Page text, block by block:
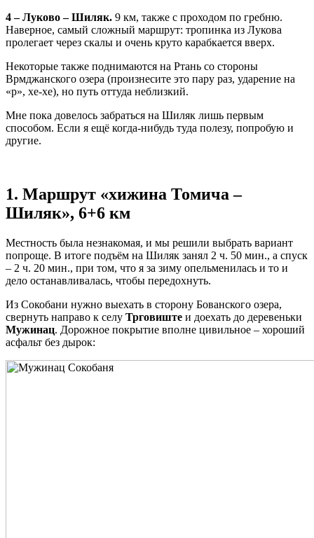
4 – Луково – Шиляк. 9 км, также с проходом по гребню.
Наверное, самый сложный маршрут: тропинка из Лукова
пролегает через скалы и очень круто карабкается вверх.
Некоторые также поднимаются на Ртань со стороны
Врмджанского озера (произнесите это пару раз, ударение на
«р», хе-хе), но путь оттуда неблизкий.
Мне пока довелось забраться на Шиляк лишь первым
способом. Если я ещё когда-нибудь туда полезу, попробую и
другие.
1. Маршрут «хижина Томича –
Шиляк», 6+6 км
Местность была незнакомая, и мы решили выбрать вариант
попроще. В итоге подъём на Шиляк занял 2 ч. 50 мин., а спуск
– 2 ч. 20 мин., при том, что я за зиму опельменилась и то и
дело останавливалась, чтобы передохнуть.
Из Сокобани нужно выехать в сторону Бованского озера,
свернуть направо к селу Трговиште и доехать до деревеньки
Мужинац. Дорожное покрытие вполне цивильное – хороший
асфальт без дырок: